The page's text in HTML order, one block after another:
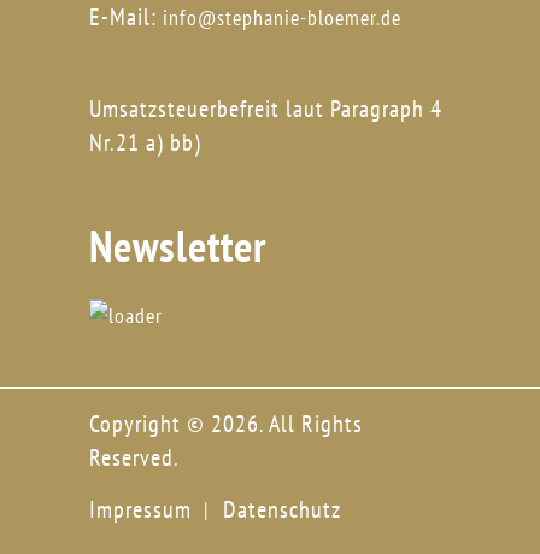
E-Mail: info@stephanie-bloemer.de
Umsatzsteuerbefreit laut Paragraph 4
Nr.21 a) bb)
Newsletter
Copyright © 2026. All Rights
Reserved.
Impressum
Datenschutz